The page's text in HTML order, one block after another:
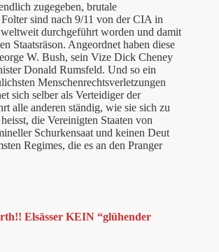
zugegeben, brutale
sind nach 9/11 von der CIA in
durchgeführt worden und damit
Staatsräson. Angeordnet haben diese
W. Bush, sein Vize Dick Cheney
Donald Rumsfeld. Und so ein
Menschenrechtsverletzungen
sich selber als Verteidiger der
alle anderen ständig, wie sie sich zu
die Vereinigten Staaten von
Schurkensaat und keinen Deut
Regimes, die es an den Pranger
Elsässer KEIN “glühender